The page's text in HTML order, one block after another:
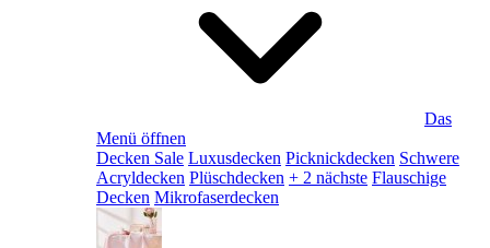
Das
Menü öffnen
Decken Sale Luxusdecken Picknickdecken Schwere
Acryldecken Plüschdecken + 2 nächste Flauschige
Decken Mikrofaserdecken